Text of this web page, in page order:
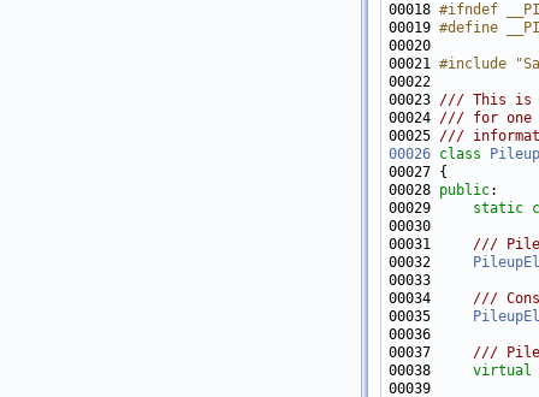
00018 #ifndef
00019 #define
00020
00021 #include
00022
00023 /// This is a
00024 /// for one
00025 ///
00026 class
00028 public
00029 static
00030
00031
///
00032
00033
00034
///
00035
00036
00037
///
00038
virtual